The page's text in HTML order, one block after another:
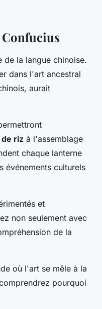
la langue chinoise.
dans l'art ancestral
aurait
riz à l'assemblage
chaque lanterne
événements culturels
et
non seulement avec
de la
où l'art se mêle à la
pourquoi